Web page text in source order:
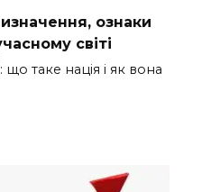
ознаки
світі
що таке нація і як вона